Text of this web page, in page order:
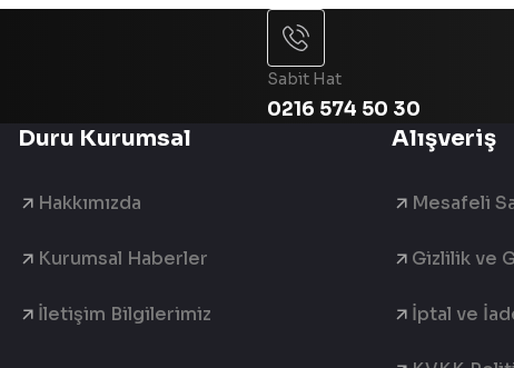
Sabit Hat
0216 574 50 30
Duru Kurumsal
Hakkımızda
Kurumsal Haberler
İletişim Bilgilerimiz
Alışveriş
Mesafeli
Gizlilik ve
İptal ve